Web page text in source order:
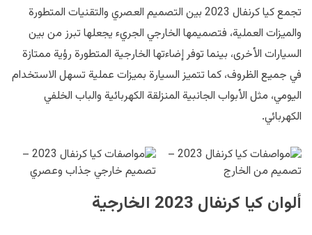
تجمع كيا كرنفال 2023 بين التصميم العصري والتقنيات المتطورة
والميزات العملية، فتصميمها الخارجي الجريء يجعلها تبرز من بين
السيارات الأخرى، بينما توفر إضاءتها الخارجية المتطورة رؤية ممتازة
في جميع الظروف، كما تتميز السيارة بميزات عملية تسهل الاستخدام
اليومي، مثل الأبواب الجانبية المنزلقة الكهربائية والباب الخلفي
الكهربائي.
ألوان كيا كرنفال 2023 الخارجية